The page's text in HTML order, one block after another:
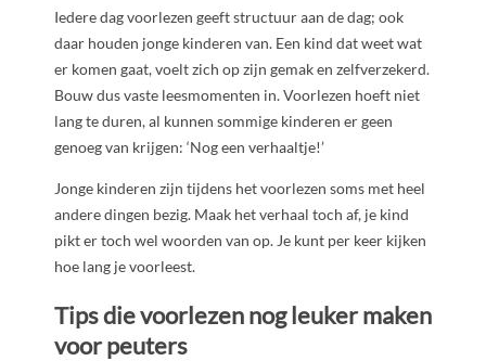
Iedere dag voorlezen geeft structuur aan de dag; ook
daar houden jonge kinderen van. Een kind dat weet wat
er komen gaat, voelt zich op zijn gemak en zelfverzekerd.
Bouw dus vaste leesmomenten in. Voorlezen hoeft niet
lang te duren, al kunnen sommige kinderen er geen
genoeg van krijgen: ‘Nog een verhaaltje!’
Jonge kinderen zijn tijdens het voorlezen soms met heel
andere dingen bezig. Maak het verhaal toch af, je kind
pikt er toch wel woorden van op. Je kunt per keer kijken
hoe lang je voorleest.
Tips die voorlezen nog leuker maken
voor peuters